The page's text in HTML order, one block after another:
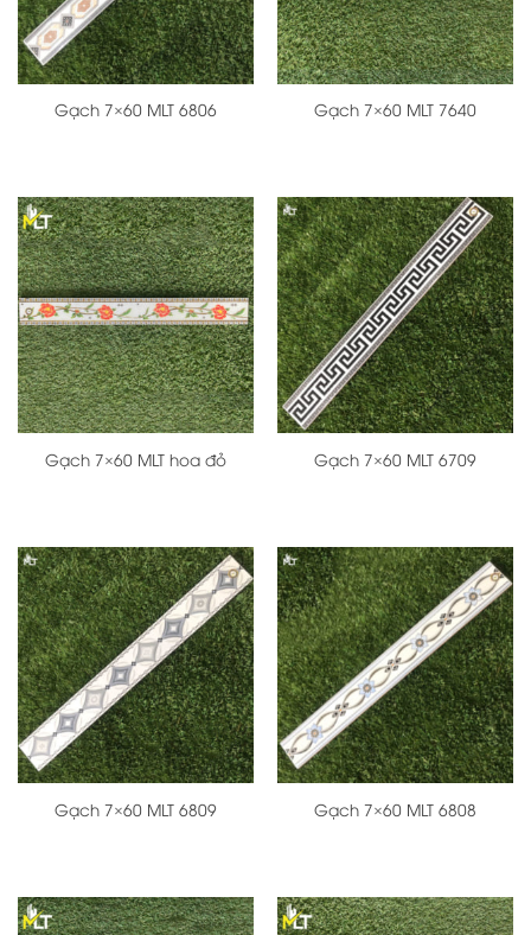
Gạch 7×60 MLT 6806 Gạch 7×60 MLT 7640
Gạch 7×60 MLT hoa đỏ Gạch 7×60 MLT 6709
Gạch 7×60 MLT 6809 Gạch 7×60 MLT 6808